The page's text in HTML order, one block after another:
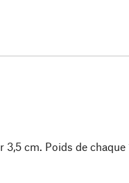
cm. Poids de chaque